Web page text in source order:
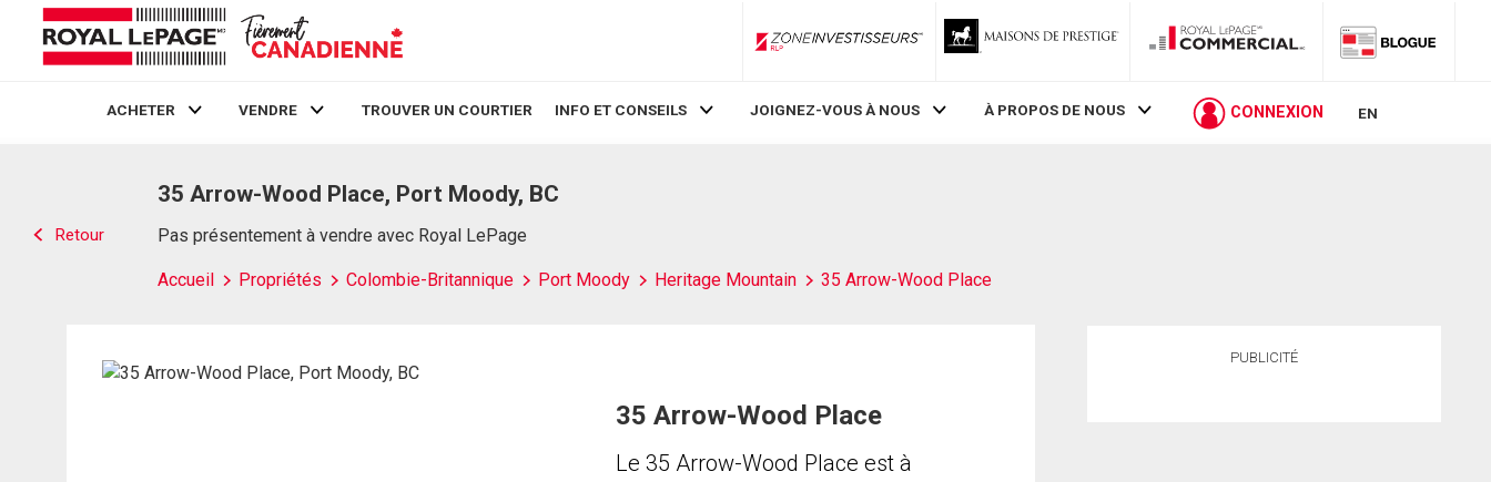
ZoneInvestisseurs RLP
ACHETER VENDRE TROUVER UN COURTIER INFO ET CONSEILS JOIGNEZ-VOUS À NOUS À PROPOS DE NOUS CONNEXION EN
Retour
35 Arrow-Wood Place, Port Moody, BC
Pas présentement à vendre avec Royal LePage
Accueil Propriétés Colombie-Britannique Port Moody Heritage Mountain 35 Arrow-Wood Place
35 Arrow-Wood Place
Le 35 Arrow-Wood Place est à
PUBLICITÉ